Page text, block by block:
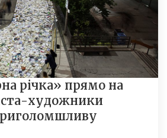
річка» прямо на
художники